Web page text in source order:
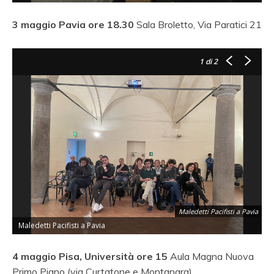
3 maggio Pavia ore 18.30 Sala Broletto, Via Paratici 21
1 di 2
Maledetti Pacifisti a Pavia
Maledetti Pacifisti a Pavia
4 maggio Pisa, Università ore 15 Aula Magna Nuova
Primo Piano (via Curtatone e Montanara)